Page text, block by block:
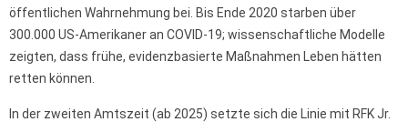
öffentlichen Wahrnehmung bei. Bis Ende 2020 starben über
300.000 US-Amerikaner an COVID-19; wissenschaftliche Modelle
zeigten, dass frühe, evidenzbasierte Maßnahmen Leben hätten
retten können.
In der zweiten Amtszeit (ab 2025) setzte sich die Linie mit RFK Jr.